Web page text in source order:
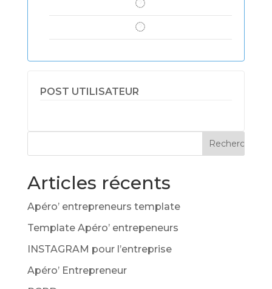
POST UTILISATEUR
Articles récents
Apéro’ entrepreneurs template
Template Apéro’ entrepeneurs
INSTAGRAM pour l’entreprise
Apéro’ Entrepreneur